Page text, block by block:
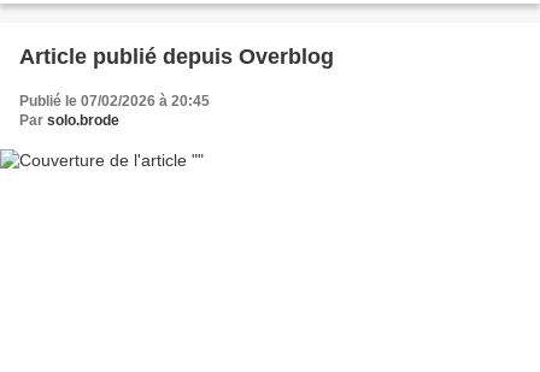
Article publié depuis Overblog
Publié le 07/02/2026 à 20:45
Par solo.brode